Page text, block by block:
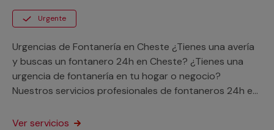
Urgente
Urgencias de Fontanería en Cheste ¿Tienes una avería
y buscas un fontanero 24h en Cheste? ¿Tienes una
urgencia de fontanería en tu hogar o negocio?
Nuestros servicios profesionales de fontaneros 24h en
a cualquier punto de la provincia de Valencia.
Ver servicios